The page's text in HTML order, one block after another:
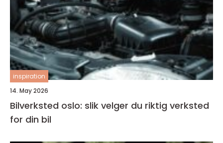
inspiration
14. May 2026
Bilverksted oslo: slik velger du riktig verksted
for din bil